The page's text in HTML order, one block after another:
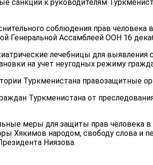
санкции к руководителям
соблюдения прав
Генеральной Ассамблеей ООН 16
лечебницы для выявления
на учет неугодных режиму
Туркменистана правозащитные
Туркменистана от
меры для защиты прав человека
Хякимов народом, свободу слова и
Ниязова.